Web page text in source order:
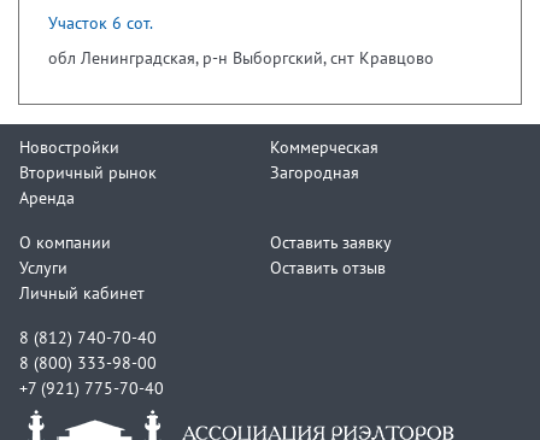
Участок 6 сот.
обл Ленинградская, р-н Выборгский, снт Кравцово
Новостройки
Вторичный рынок
Аренда
Коммерческая
Загородная
О компании
Услуги
Личный кабинет
Оставить заявку
Оставить отзыв
8 (812) 740-70-40
8 (800) 333-98-00
+7 (921) 775-70-40